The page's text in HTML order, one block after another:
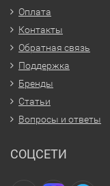
Оплата
Контакты
Обратная связь
Поддержка
Бренды
Статьи
Вопросы и ответы
СОЦСЕТИ